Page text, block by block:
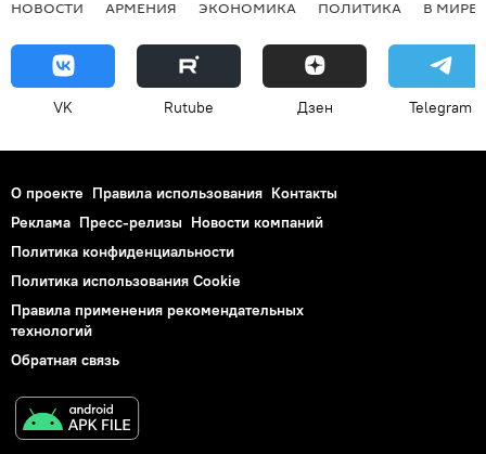
НОВОСТИ АРМЕНИЯ ЭКОНОМИКА ПОЛИТИКА В МИРЕ
VK Rutube Дзен Telegram
О проекте Правила использования Контакты
Реклама Пресс-релизы Новости компаний
Политика конфиденциальности
Политика использования Cookie
Правила применения рекомендательных
технологий
Обратная связь